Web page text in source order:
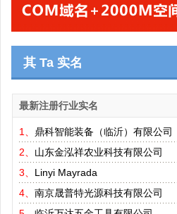
其 Ta 实名
最新注册行业实名
1、 鼎科智能装备（临沂）有限公司
2、 山东金泓祥农业科技有限公司
3、 Linyi Mayrada
4、 南京晟普特光源科技有限公司